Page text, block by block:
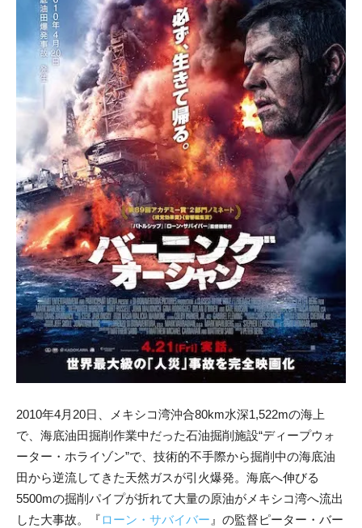
2010年4月20日、メキシコ湾沖合80km水深1,522mの海上
で、海底油田掘削作業中だった石油掘削施設“ディープウォ
ーター・ホライゾン”で、技術的不手際から掘削中の海底油
田から逆流してきた天然ガスが引火爆発。海底へ伸びる
5500mの掘削パイプが折れて大量の原油がメキシコ湾へ流出
した大事故。『ローン・サバイバー 』の監督ピーター・バー